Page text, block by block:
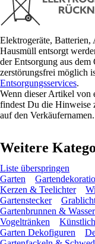
Elektrogeräte,
Hausmüll entsorgt
der Entsorgung aus dem
zerstörungsfrei möglich
Entsorgungsservices.
Wenn dieser Artikel von
findest Du die Hinweise
auf den Verkäufernamen.
Weitere
Liste überspringen
Garten
Kerzen & Teelichter
Gartenstecker
Gartenbrunnen &
Vogeltränken
Garten Dekofiguren